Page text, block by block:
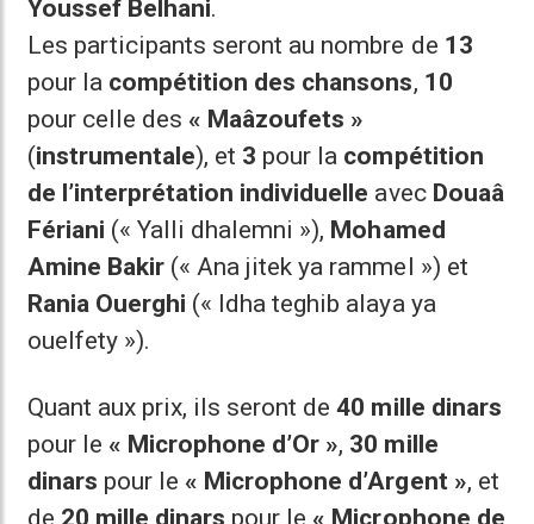
Youssef Belhani.
Les participants seront au nombre de 13
pour la compétition des chansons, 10
pour celle des « Maâzoufets »
(instrumentale), et 3 pour la compétition
de l’interprétation individuelle avec Douaâ
Fériani (« Yalli dhalemni »), Mohamed
Amine Bakir (« Ana jitek ya rammel ») et
Rania Ouerghi (« Idha teghib alaya ya
ouelfety »).
Quant aux prix, ils seront de40 mille dinars
pour le « Microphone d’Or », 30 mille
dinars pour le « Microphone d’Argent », et
de 20 mille dinars pour le « Microphone de